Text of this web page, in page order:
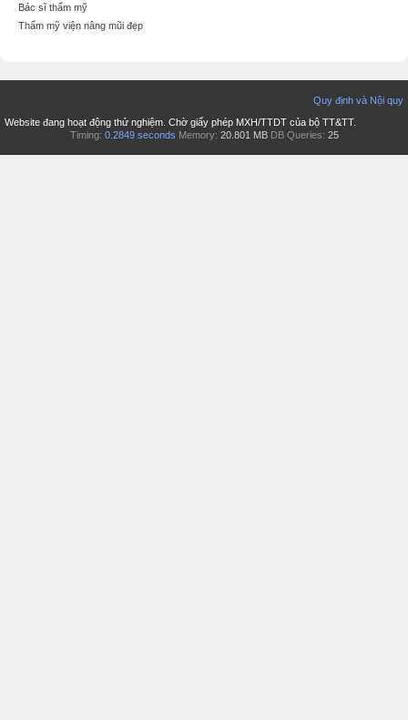
Bác sĩ thẩm mỹ
Thẩm mỹ viện nâng mũi đẹp
Quy định và Nội quy
Website đang hoạt động thử nghiệm. Chờ giấy phép MXH/TTDT của bộ TT&TT.
Timing: 0.2849 seconds Memory: 20.801 MB DB Queries: 25